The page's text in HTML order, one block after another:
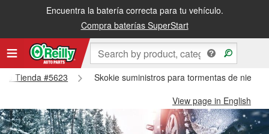
Encuentra la batería correcta para tu vehículo.
Compra baterías SuperStart
Tienda #5623
Skokie suministros para tormentas de nieve
View page in English